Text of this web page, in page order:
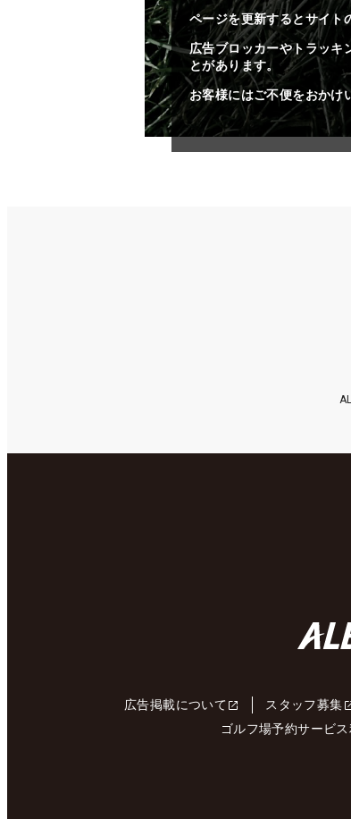
ページを更新するとサイト
広告ブロッカーやトラッキ
とがあります。
お客様にはご不便をおかけ
広告掲載について スタッフ募集
ゴルフ場予約サービ